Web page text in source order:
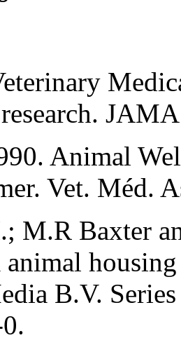
Animal
Vet. Méd.
M.R Baxter
animal
B.V.